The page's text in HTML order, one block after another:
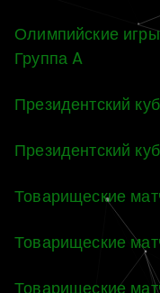
Олимпийские
Группа A
Президентский
Президентский
Товарищеские
Товарищеские
Товарищеские